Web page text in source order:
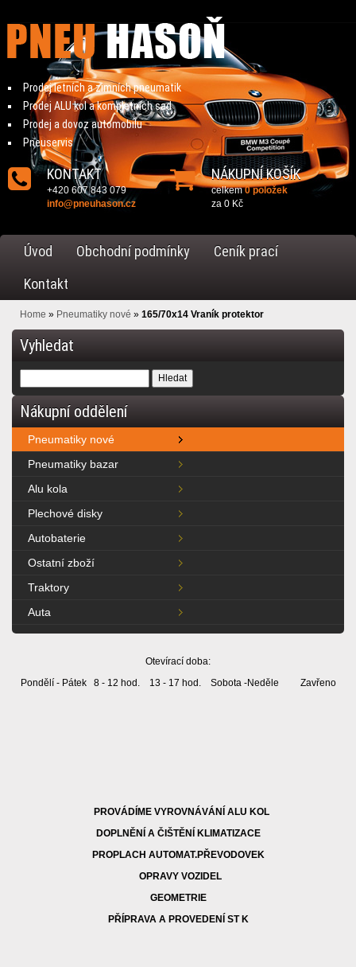
Prodej letních a zimních pneumatik
Prodej ALU kol a kompletních sad
Prodej a dovoz automobilu
Pneuservis
KONTAKT
+420 607 843 079
info@pneuhason.cz
NÁKUPNÍ KOŠÍK
celkem0 položek
za 0 Kč
Úvod Obchodní podmínky
Ceník prací
Kontakt
Home » Pneumatiky nové » 165/70x14 Vraník protektor
Vyhledat
Nákupní oddělení
Pneumatiky nové
Pneumatiky bazar
Alu kola
Plechové disky
Autobaterie
Ostatní zboží
Traktory
Auta
Otevírací doba:
Pondělí - Pátek 8 - 12 hod. 13 - 17 hod. Sobota -Neděle Zavřeno
PROVÁDÍME VYROVNÁVÁNÍ ALU KOL
DOPLNĚNÍ A ČIŠTĚNÍ KLIMATIZACE
PROPLACH AUTOMAT.PŘEVODOVEK
OPRAVY VOZIDEL
GEOMETRIE
PŘÍPRAVA A PROVEDENÍ ST K